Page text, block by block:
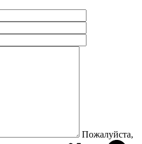
Пожалуйста,